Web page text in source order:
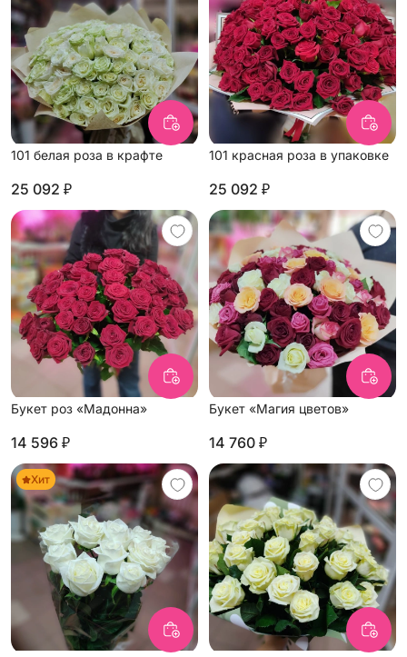
101 белая роза в крафте
25 092 ₽
101 красная роза в упаковке
25 092 ₽
Букет роз «Мадонна»
14 596 ₽
Букет «Магия цветов»
14 760 ₽
Хит